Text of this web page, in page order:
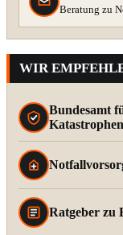
Beratung zu
WIR
Bundesamt
Ratgeber zu